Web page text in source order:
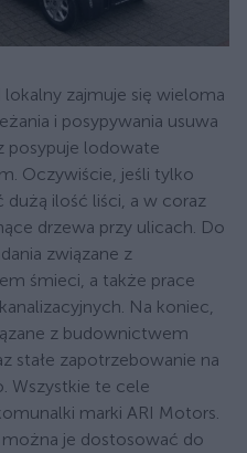
zajmuje się wieloma
i posypywania usuwa
posypuje lodowate
Oczywiście, jeśli tylko
dużą ilość liści, a w coraz
drzewa przy ulicach. Do
związane z
śmieci, a także prace
Na koniec,
z budownictwem
stałe zapotrzebowanie na
Wszystkie te cele
marki ARI Motors.
je dostosować do